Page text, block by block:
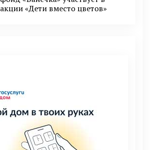
акции «Дети вместо цветов»